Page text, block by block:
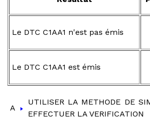
Le DTC C1AA1 n'est pas émis
Le DTC C1AA1 est émis
A
UTILISER LA METHODE DE
EFFECTUER LA VERIFICATION